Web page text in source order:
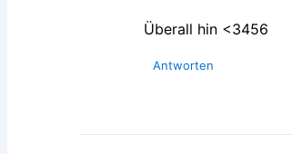
Überall hin <3456
Antworten